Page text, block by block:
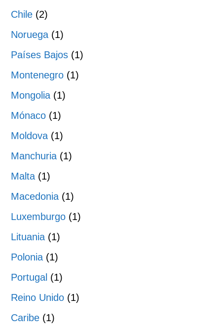
Chile (2)
Noruega (1)
Países Bajos (1)
Montenegro (1)
Mongolia (1)
Mónaco (1)
Moldova (1)
Manchuria (1)
Malta (1)
Macedonia (1)
Luxemburgo (1)
Lituania (1)
Polonia (1)
Portugal (1)
Reino Unido (1)
Caribe (1)